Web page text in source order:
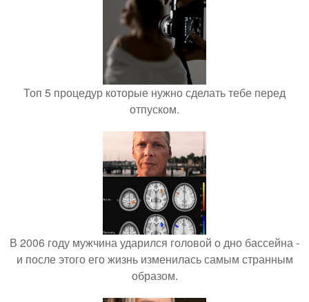
Топ 5 процедур которые нужно сделать тебе перед
отпуском.
В 2006 году мужчина ударился головой о дно бассейна -
и после этого его жизнь изменилась самым странным
образом.